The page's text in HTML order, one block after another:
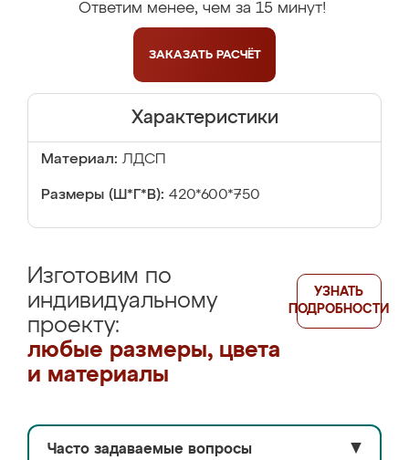
Ответим менее, чем за 15 минут!
ЗАКАЗАТЬ РАСЧЁТ
Характеристики
Материал: ЛДСП
Размеры (Ш*Г*В): 420*600*750
Изготовим по
индивидуальному
проекту:
любые размеры, цвета
и материалы
УЗНАТЬ
ПОДРОБНОСТИ
Часто задаваемые вопросы ▼